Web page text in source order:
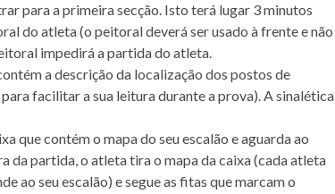
para a primeira secção. Isto terá lugar 3 minutos
do atleta (o peitoral deverá ser usado à frente e não
impedirá a partida do atleta.
a descrição da localização dos postos de
facilitar a sua leitura durante a prova). A sinalética
que contém o mapa do seu escalão e aguarda ao
da partida, o atleta tira o mapa da caixa (cada atleta
ao seu escalão) e segue as fitas que marcam o